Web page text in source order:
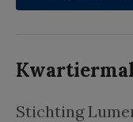
Stichting